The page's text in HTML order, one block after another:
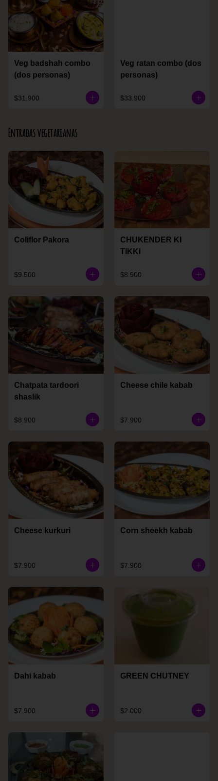
Veg badshah combo
(dos personas)
$31.900
Veg ratan combo (dos
personas)
$33.900
Entradas vegetarianas
Coliflor Pakora
$9.500
CHUKENDER KI
TIKKI
$8.900
Chatpata tardoori
shaslik
$8.900
Cheese chile kabab
$7.900
Cheese kurkuri
$7.900
Corn sheekh kabab
$7.900
Dahi kabab
$7.900
GREEN CHUTNEY
$2.000